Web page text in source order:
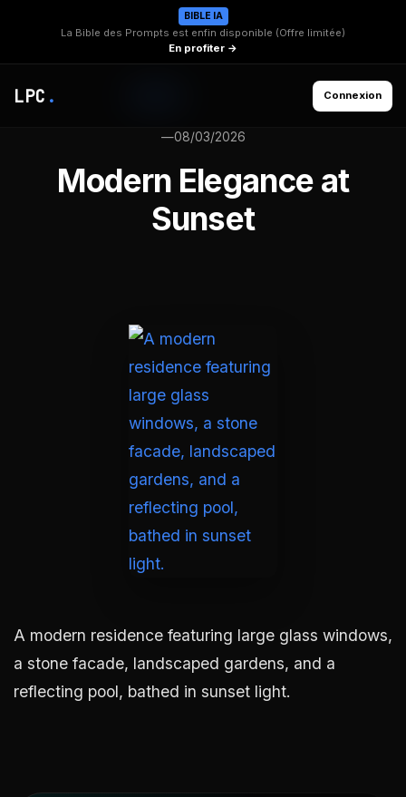
BIBLE IA
La Bible des Prompts est enfin disponible (Offre limitée)
En profiter →
LPC . Connexion
—08/03/2026
Modern Elegance at
Sunset
A modern residence featuring large glass windows,
a stone facade, landscaped gardens, and a
reflecting pool, bathed in sunset light.